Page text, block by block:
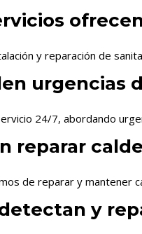
y reparación de
urgencias
24/7, abordando
reparar
de reparar y mantener
y